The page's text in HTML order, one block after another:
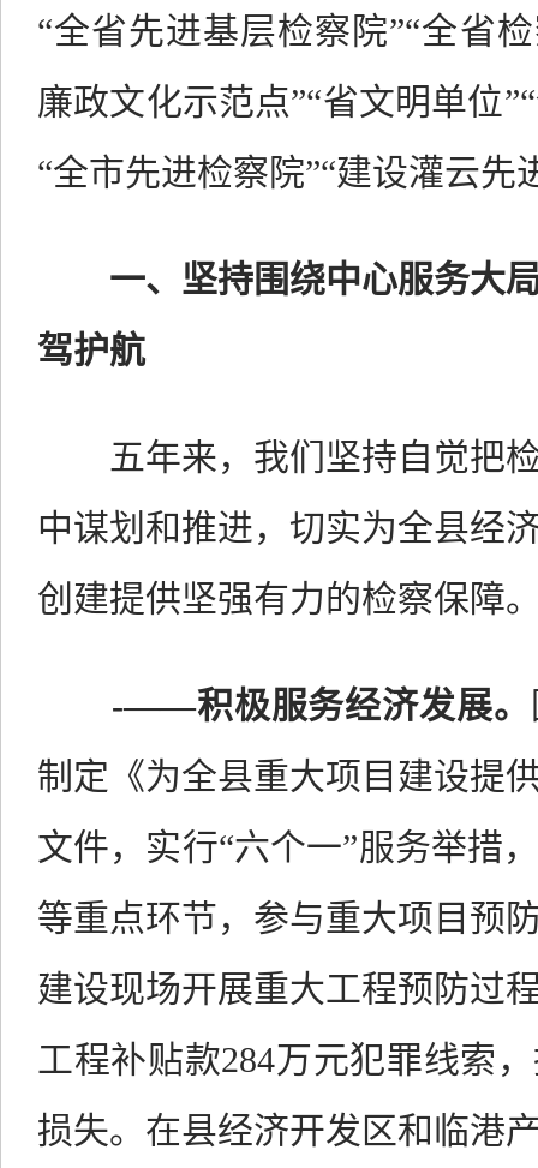
“全省先进基层检察院”“全省
廉政文化示范点”“省文明单位
“全市先进检察院”“建设灌云先
一、坚持围绕中心服务大
驾护航
五年来，我们坚持自觉把
中谋划和推进，切实为全县经
创建提供坚强有力的检察保障
-——积极服务经济发展。
制定《为全县重大项目建设提
文件，实行“六个一”服务举措
等重点环节，参与重大项目预
建设现场开展重大工程预防过
工程补贴款284万元犯罪线索
损失。 在县经济开发区和临港